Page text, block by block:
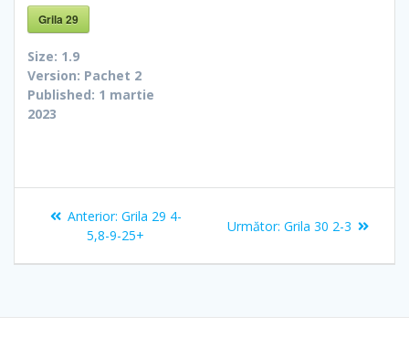
Grila 29
Size: 1.9
Version: Pachet 2
Published: 1 martie
2023
Navigare
Anterior: Articolul
anterior:
Grila 29 4-
5,8-9-25+
Următor: Articolul
Grila 30 2-3